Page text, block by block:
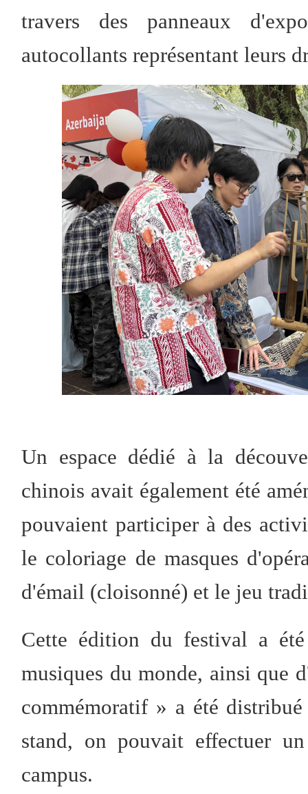
travers des panneaux
autocollants représentant leurs
Un espace dédié à la
chinois avait également été
pouvaient participer à des
le coloriage de masques
d'émail (cloisonné) et le jeu
Cette édition du festival a été
musiques du monde, ainsi que
commémoratif » a été
stand, on pouvait effectuer
campus.